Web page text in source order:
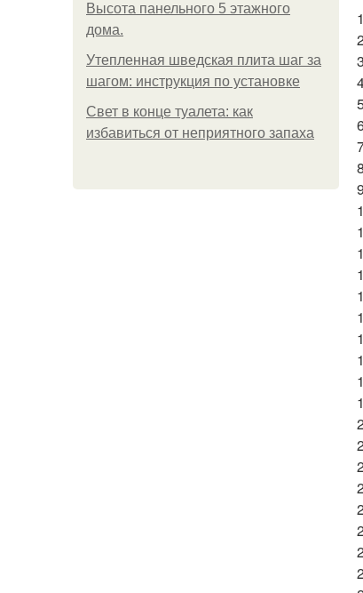
Высота панельного 5 этажного
дома.
Утепленная шведская плита шаг за
шагом: инструкция по установке
Свет в конце туалета: как
избавиться от неприятного запаха